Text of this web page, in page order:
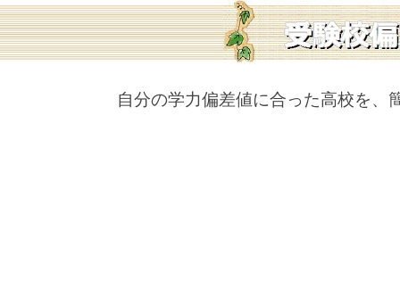
自分の学力偏差値に合った高校を、